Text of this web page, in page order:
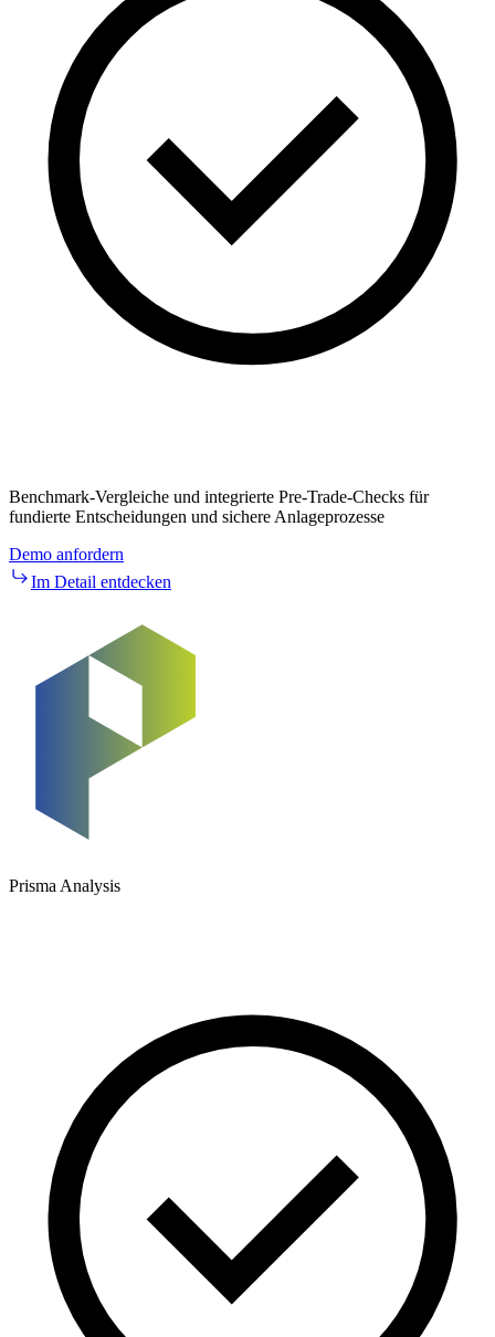
Benchmark-Vergleiche und integrierte Pre-Trade-Checks für
fundierte Entscheidungen und sichere Anlageprozesse
Demo anfordern
Im Detail entdecken
Prisma Analysis